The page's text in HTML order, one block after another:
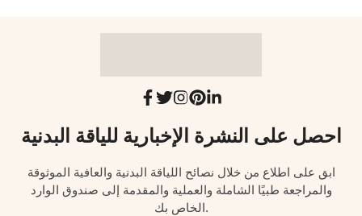
احصل على النشرة الإخبارية للياقة البدنية
ابق على اطلاع من خلال نصائح اللياقة البدنية والعافية الموثوقة
والمراجعة طبيًا الشاملة والعملية والمقدمة إلى صندوق الوارد
الخاص بك.